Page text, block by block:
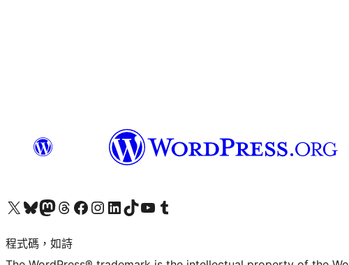
查看我們的 X (之前的 Twitter) 帳號造訪我們的 Bluesky 帳號造訪我們的 Mastodon 帳號造訪我們的 Threads 帳號 造訪我們的 Facebook 粉絲專頁Visit our Instagram account
Visit our LinkedIn account
造訪我們的 TikTok 帳號Visit our YouTube channel
造訪我們的 Tumblr 帳號
程式碼，如詩